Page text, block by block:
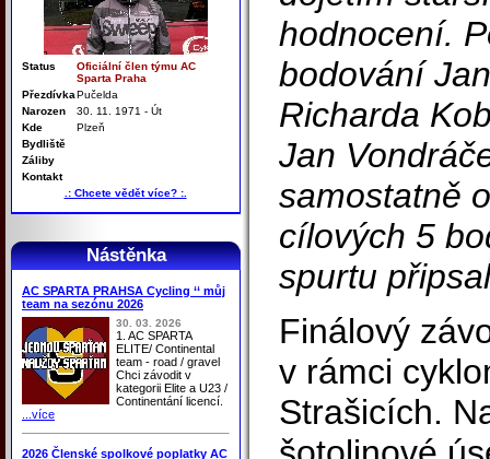
Status
Oficiální člen týmu AC
Sparta Praha
PřezdívkaPučelda
Narozen
30. 11. 1971 - Út
Kde
Plzeň
Bydliště
Záliby
Kontakt
.: Chcete vědět více? :.
Nástěnka
AC SPARTA PRAHSA Cycling ‘‘ můj
team na sezónu 2026
30. 03. 2026
1. AC SPARTA
ELITE/ Continental
team - road / gravel
Chci závodit v
kategorii Elite a U23 /
Continentání licencí.
...více
2026 Členské spolkové poplatky AC
hodnocení.
bodování
Richarda
Jan
samostatně
cílových 5
spurtu
Finálový
v rámci
Strašicích.